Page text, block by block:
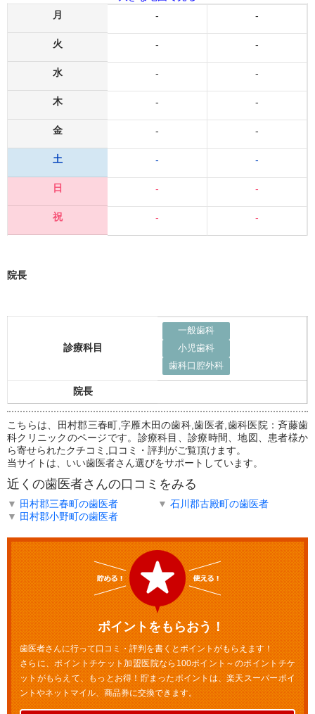
月
火
水
木
金
土
日
祝
-
-
-
-
-
-
-
-
-
-
-
-
-
-
-
-
院長
診療科目
一般歯科
小児歯科
歯科口腔外科
院長
こちらは、田村郡三春町,字雁木田の歯科,歯医者,歯科医院：斉藤歯
科クリニックのページです。診療科目、診療時間、地図、患者様か
ら寄せられたクチコミ,口コミ・評判がご覧頂けます。
当サイトは、いい歯医者さん選びをサポートしています。
近くの歯医者さんの口コミをみる
▼ 田村郡三春町の歯医者 ▼ 石川郡古殿町の歯医者
▼ 田村郡小野町の歯医者
ポイントをもらおう！
歯医者さんに行って口コミ・評判を書くとポイントがもらえます！
さらに、ポイントチケット加盟医院なら100ポイント～のポイントチケ
ットがもらえて、もっとお得！貯まったポイントは、楽天スーパーポイ
ントやネットマイル、商品券に交換できます。